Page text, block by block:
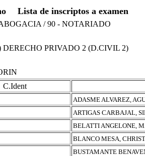
Lista de inscriptos a examen
/ 90 - NOTARIADO
DERECHO PRIVADO 2 (D.CIVIL 2)
C.Ident
ADASME ALVAREZ,
ARTIGAS CARBAJAL,
BELATTI ANGELONE,
BLANCO MESA,
BUSTAMANTE